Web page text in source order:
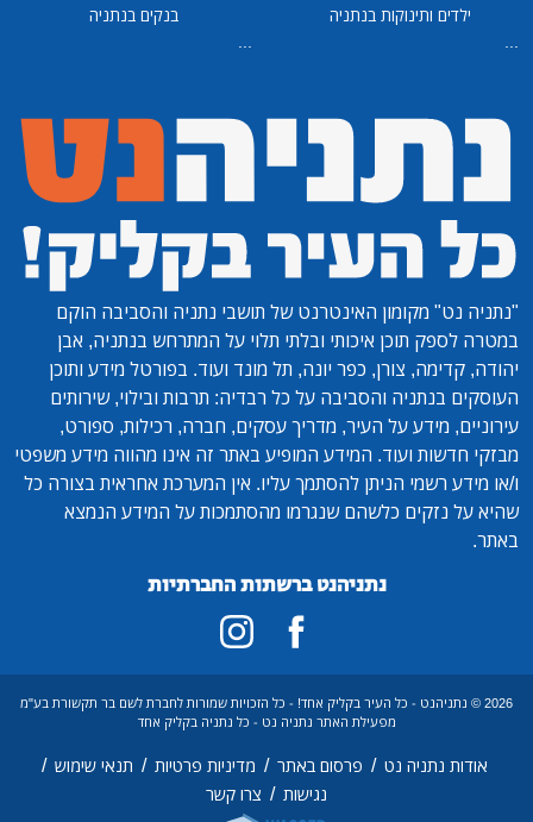
ילדים ותינוקות בנתניה
בנקים בנתניה
"נתניה נט" מקומון האינטרנט של תושבי נתניה והסביבה הוקם
במטרה לספק תוכן איכותי ובלתי תלוי על המתרחש בנתניה, אבן
יהודה, קדימה, צורן, כפר יונה, תל מונד ועוד. בפורטל מידע ותוכן
העוסקים בנתניה והסביבה על כל רבדיה: תרבות ובילוי, שירותים
עירוניים, מידע על העיר, מדריך עסקים, חברה, רכילות, ספורט,
מבזקי חדשות ועוד. המידע המופיע באתר זה אינו מהווה מידע משפטי
ו/או מידע רשמי הניתן להסתמך עליו. אין המערכת אחראית בצורה כל
שהיא על נזקים כלשהם שנגרמו מהסתמכות על המידע הנמצא
באתר.
נתניהנט ברשתות החברתיות
2026 © נתניהנט - כל העיר בקליק אחד! - כל הזכויות שמורות לחברת לשם בר תקשורת בע"מ
מפעילת האתר נתניה נט - כל נתניה בקליק אחד
אודות נתניה נט / פרסום באתר / מדיניות פרטיות / תנאי שימוש /
נגישות / צרו קשר